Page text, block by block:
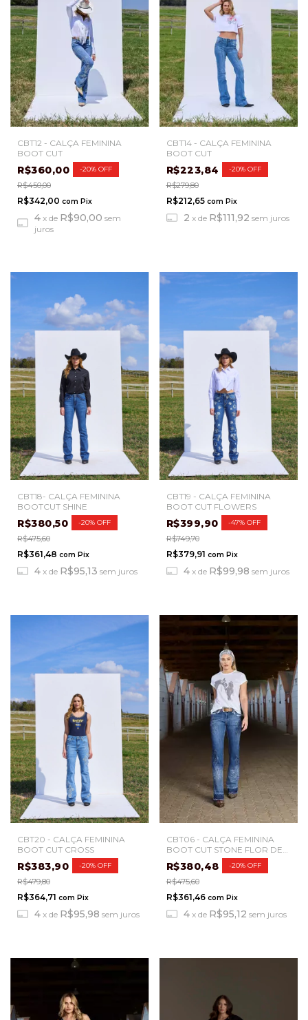
CBT12 - CALÇA FEMININA
BOOT CUT
R$360,00 -20% OFF
R$450,00
R$342,00 com Pix
4 x de R$90,00 sem
juros
CBT14 - CALÇA FEMININA
BOOT CUT
R$223,84 -20% OFF
R$279,80
R$212,65 com Pix
2 x de R$111,92 sem juros
CBT18- CALÇA FEMININA
BOOTCUT SHINE
R$380,50 -20% OFF
R$475,60
R$361,48 com Pix
4 x de R$95,13 sem juros
CBT19 - CALÇA FEMININA
BOOT CUT FLOWERS
R$399,90 -47% OFF
R$749,70
R$379,91 com Pix
4 x de R$99,98 sem juros
CBT20 - CALÇA FEMININA
BOOT CUT CROSS
R$383,90 -20% OFF
R$479,80
R$364,71 com Pix
4 x de R$95,98 sem juros
CBT06 - CALÇA FEMININA
BOOT CUT STONE FLOR DE
LIZ
R$380,48 -20% OFF
R$475,60
R$361,46 com Pix
4 x de R$95,12 sem juros